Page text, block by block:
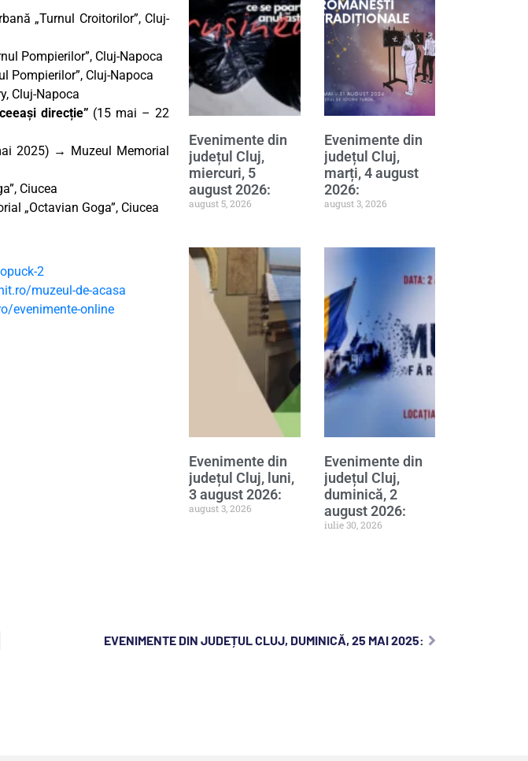
„Turnul Croitorilor”, Cluj-
Pompierilor”, Cluj-Napoca
Pompierilor”, Cluj-Napoca
Cluj-Napoca
direcție” (15 mai – 22
2025) → Muzeul Memorial
Ciucea
„Octavian Goga”, Ciucea
2
muzeul-de-acasa
evenimente-online
Evenimente din
județul Cluj,
miercuri, 5
august 2026:
august 5, 2026
Evenimente din
județul Cluj,
marți, 4 august
2026:
august 3, 2026
Evenimente din
județul Cluj, luni,
3 august 2026:
august 3, 2026
Evenimente din
județul Cluj,
duminică, 2
august 2026:
iulie 30, 2026
EVENIMENTE DIN JUDEȚUL CLUJ, DUMINICĂ, 25 MAI 2025: